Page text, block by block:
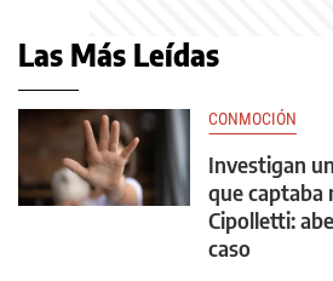
Las Más Leídas
CONMOCIÓN
Investigan
que captaba
Cipolletti:
caso